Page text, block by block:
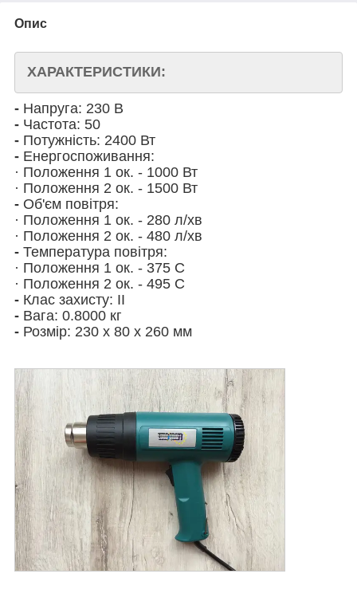
Опис
ХАРАКТЕРИСТИКИ:
- Напруга: 230 В
- Частота: 50
- Потужність: 2400 Вт
- Енергоспоживання:
· Положення 1 ок. - 1000 Вт
· Положення 2 ок. - 1500 Вт
- Об'єм повітря:
· Положення 1 ок. - 280 л/хв
· Положення 2 ок. - 480 л/хв
- Температура повітря:
· Положення 1 ок. - 375 С
· Положення 2 ок. - 495 С
- Клас захисту: ІІ
- Вага: 0.8000 кг
- Розмір: 230 x 80 x 260 мм